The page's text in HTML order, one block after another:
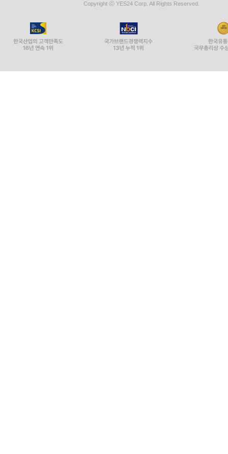
Copyright ⓒ YES24 Corp. All Rights Reserved.